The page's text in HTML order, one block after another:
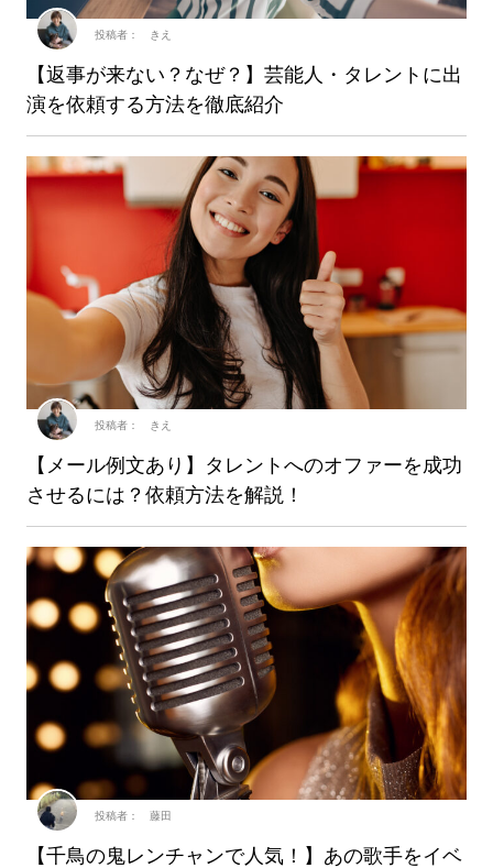
【返事が来ない？なぜ？】芸能人・タレントに出
演を依頼する方法を徹底紹介
投稿者： きえ
【メール例文あり】タレントへのオファーを成功
させるには？依頼方法を解説！
投稿者： きえ
【千鳥の鬼レンチャンで人気！】あの歌手をイベ
投稿者： 藤田